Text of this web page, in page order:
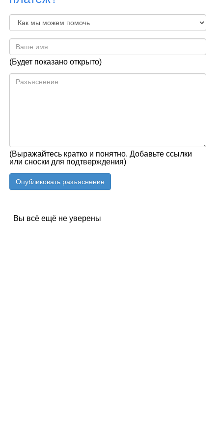
(Будет показано открыто)
(Выражайтесь кратко и понятно. Добавьте ссылки
или сноски для подтверждения)
Вы всё ещё не уверены